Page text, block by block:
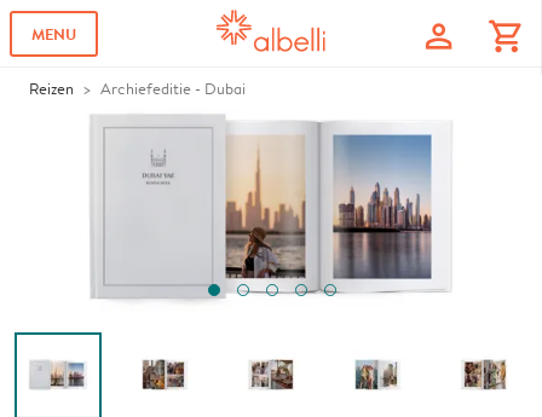
MENU profile shopping_cart
Reizen Archiefeditie - Dubai